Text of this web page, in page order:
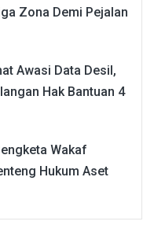
Zona Demi Pejalan
Awasi Data Desil,
Hak Bantuan 4
Wakaf
Hukum Aset